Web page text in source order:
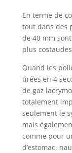
En terme de
tout dans des
de 40 mm
plus
Quand les
tirées en 4
de gaz
totalement
seulement le
mais
comme pour
d’estomac,